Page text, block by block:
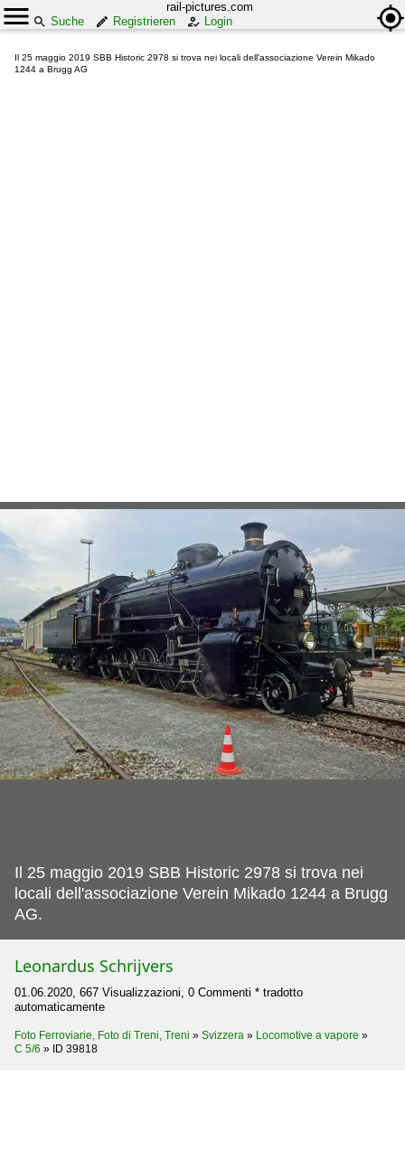
rail-pictures.com
Suche
Registrieren Login
Il 25 maggio 2019 SBB Historic 2978 si trova nei locali dell'associazione Verein Mikado
1244 a Brugg AG
Il 25 maggio 2019 SBB Historic 2978 si trova nei
locali dell'associazione Verein Mikado 1244 a Brugg
AG.
Leonardus Schrijvers
01.06.2020, 667 Visualizzazioni, 0 Commenti * tradotto
automaticamente
Foto Ferroviarie, Foto di Treni, Treni » Svizzera » Locomotive a vapore »
C 5/6 » ID 39818